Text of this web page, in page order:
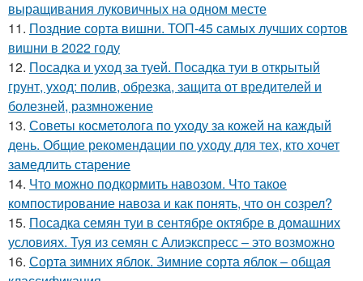
выращивания луковичных на одном месте
11. Поздние сорта вишни. ТОП-45 самых лучших сортов
вишни в 2022 году
12. Посадка и уход за туей. Посадка туи в открытый
грунт, уход: полив, обрезка, защита от вредителей и
болезней, размножение
13. Советы косметолога по уходу за кожей на каждый
день. Общие рекомендации по уходу для тех, кто хочет
замедлить старение
14. Что можно подкормить навозом. Что такое
компостирование навоза и как понять, что он созрел?
15. Посадка семян туи в сентябре октябре в домашних
условиях. Туя из семян с Алиэкспресс – это возможно
16. Сорта зимних яблок. Зимние сорта яблок – общая